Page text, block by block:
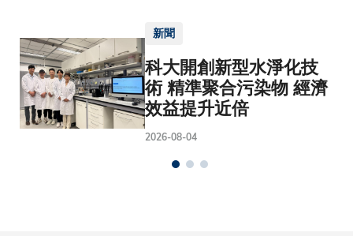
新聞
科大開創新型水淨化技
術 精準聚合污染物 經濟
效益提升近倍
2026-08-04